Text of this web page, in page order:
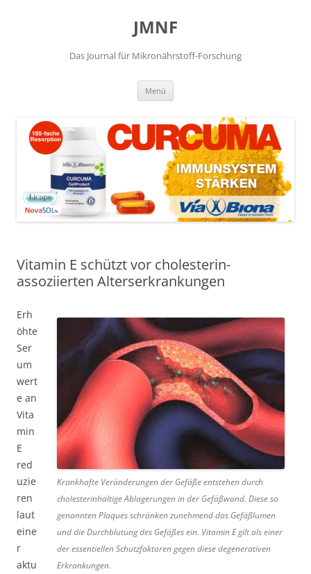
JMNF
Das Journal für Mikronährstoff-Forschung
Menü
Vitamin E schützt vor cholesterin-
assoziierten Alterserkrankungen
Krankhafte Veränderungen der Gefäße entstehen durch
cholesterinhaltige Ablagerungen in der Gefäßwand. Diese so
genannten Plaques schränken zunehmend das Gefäßlumen
und die Durchblutung des Gefäßes ein. Vitamin E gilt als einer
der essentiellen Schutzfaktoren gegen diese degenerativen
Erkrankungen.
Erh
öhte
Ser
um
wert
e an
Vita
min
E
red
uzie
ren
laut
eine
r
aktu